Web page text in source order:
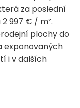
za poslední
997 € / m².
plochy do
exponovaných
i v dalších